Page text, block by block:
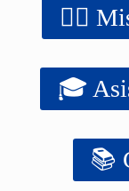
‍‍‍‍‍🧙‍♂️
🎓
📚